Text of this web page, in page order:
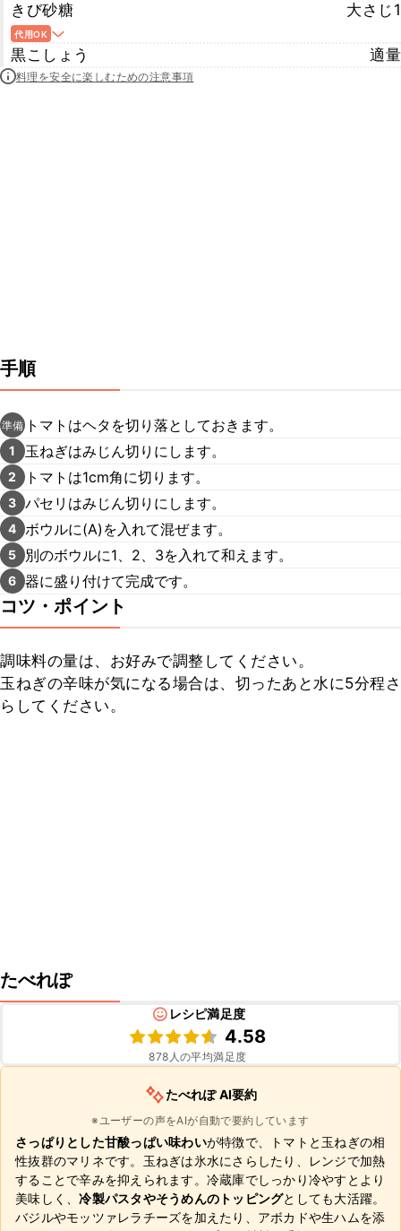
きび砂糖
大さじ1
代用OK
黒こしょう 適量
料理を安全に楽しむための注意事項
手順
準備 トマトはヘタを切り落としておきます。
1 玉ねぎはみじん切りにします。
2 トマトは1cm角に切ります。
3 パセリはみじん切りにします。
4 ボウルに(A)を入れて混ぜます。
5 別のボウルに1、2、3を入れて和えます。
6 器に盛り付けて完成です。
コツ・ポイント
調味料の量は、お好みで調整してください。
玉ねぎの辛味が気になる場合は、切ったあと水に5分程さ
らしてください。
たべれぽ
レシピ満足度
4.58
878 人の平均満足度
たべれぽ AI要約
※ユーザーの声をAIが自動で要約しています
さっぱりとした甘酸っぱい味わいが特徴で、トマトと玉ねぎの相
性抜群のマリネです。玉ねぎは氷水にさらしたり、レンジで加熱
することで辛みを抑えられます。冷蔵庫でしっかり冷やすとより
美味しく、冷製パスタやそうめんのトッピングとしても大活躍。
バジルやモッツァレラチーズを加えたり、アボカドや生ハムを添